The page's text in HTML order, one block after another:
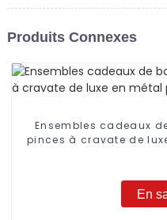
Produits Connexes
Ensembles cadeaux
pinces à cravate de
En